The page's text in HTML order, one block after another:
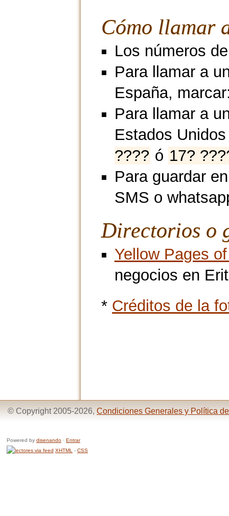
Cómo llamar
Los números
Para llamar a
España,
Para llamar a
Estados
???? ó 17?
Para guardar
SMS o
Directorios o
Yellow Pages
negocios en
* Créditos de la
© Copyright 2005-2026, Condiciones Generales y Política
Powered by disenando · Entrar
XHTML
- CSS